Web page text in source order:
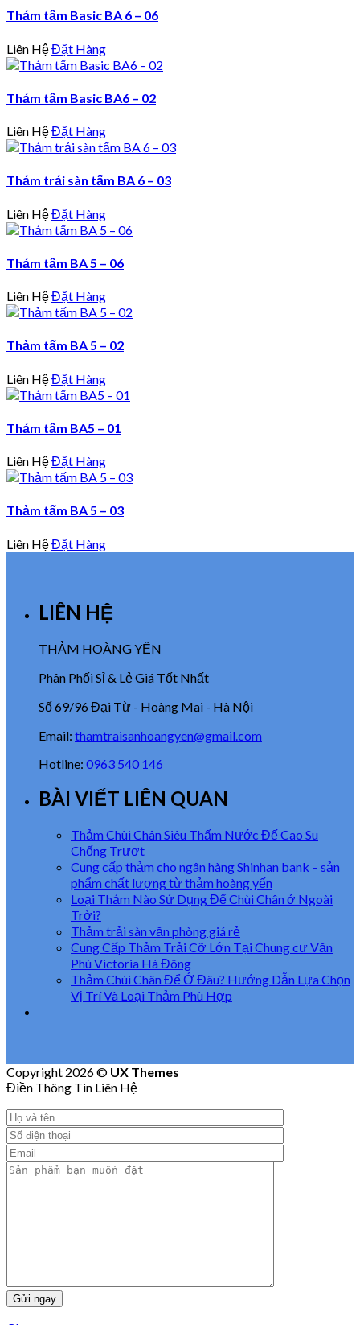
Thảm tấm Basic BA 6 – 06
Liên HệĐặt Hàng
Thảm tấm Basic BA6 – 02
Liên HệĐặt Hàng
Thảm trải sàn tấm BA 6 – 03
Liên HệĐặt Hàng
Thảm tấm BA 5 – 06
Liên HệĐặt Hàng
Thảm tấm BA 5 – 02
Liên HệĐặt Hàng
Thảm tấm BA5 – 01
Liên HệĐặt Hàng
Thảm tấm BA 5 – 03
Liên HệĐặt Hàng
LIÊN HỆ
THẢM HOÀNG YẾN
Phân Phối Sỉ & Lẻ Giá Tốt Nhất
Số 69/96 Đại Từ - Hoàng Mai - Hà Nội
Email: thamtraisanhoangyen@gmail.com
Hotline: 0963 540 146
BÀI VIẾT LIÊN QUAN
Thảm Chùi Chân Siêu Thấm Nước Đế Cao Su
Chống Trượt
Cung cấp thảm cho ngân hàng Shinhan bank – sản
phẩm chất lượng từ thảm hoàng yến
Loại Thảm Nào Sử Dụng Để Chùi Chân ở Ngoài
Trời?
Thảm trải sàn văn phòng giá rẻ
Cung Cấp Thảm Trải Cỡ Lớn Tại Chung cư Văn
Phú Victoria Hà Đông
Thảm Chùi Chân Để Ở Đâu? Hướng Dẫn Lựa Chọn
Vị Trí Và Loại Thảm Phù Hợp
Copyright 2026 © UX Themes
Điền Thông Tin Liên Hệ